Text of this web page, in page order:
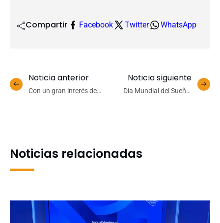
Compartir Facebook Twitter WhatsApp
Noticia anterior
Con un gran interés de
Noticia siguiente
Día Mundial del Sueño:
Noticias relacionadas